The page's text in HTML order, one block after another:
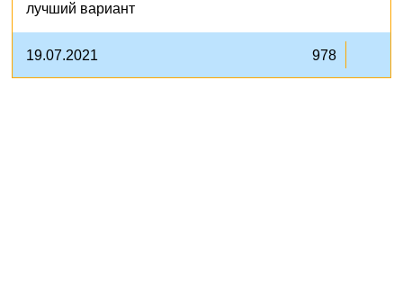
лучший вариант
19.07.2021 978